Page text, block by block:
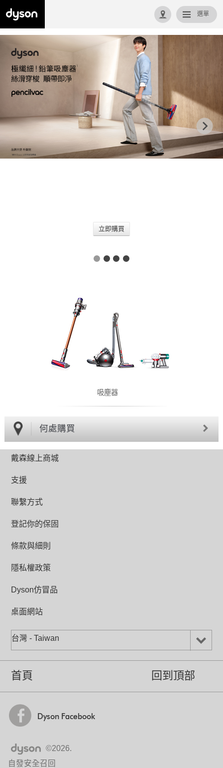
選單
回首頁
立即購買
Previous
吸塵器
何處購買
戴森線上商城
支援
聯繫方式
登記你的保固
條款與細則
隱私權政策
Dyson仿冒品
桌面網站
台灣 - Taiwan
首頁 回到頂部
Dyson Facebook
©2026.
自發安全召回